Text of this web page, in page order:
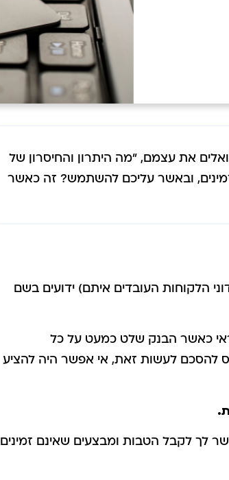
את עצמם, "מה היתרון והחיסרון של
ובאשר עליכם להשתמש? זה כאשר
הלקוחות העובדים איתם) ידועים בשם
כאשר הבנק שלט כמעט על כל
להסכם לעשות זאת, אי אפשר היה להציע
לך לקבל הטבות ומבצעים שאינם זמינים